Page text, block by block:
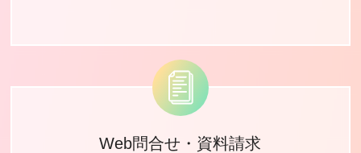
Web問合せ・資料請求